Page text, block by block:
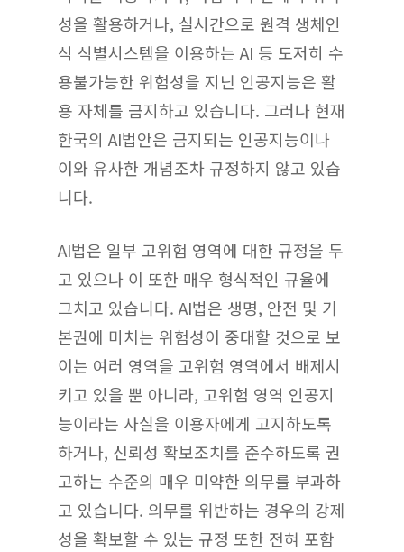
성을 활용하거나, 실시간으로 원격 생체인
식 식별시스템을 이용하는 AI 등 도저히 수
용불가능한 위험성을 지닌 인공지능은 활
용 자체를 금지하고 있습니다. 그러나 현재
한국의 AI법안은 금지되는 인공지능이나
이와 유사한 개념조차 규정하지 않고 있습
니다.
AI법은 일부 고위험 영역에 대한 규정을 두
고 있으나 이 또한 매우 형식적인 규율에
그치고 있습니다. AI법은 생명, 안전 및 기
본권에 미치는 위험성이 중대할 것으로 보
이는 여러 영역을 고위험 영역에서 배제시
키고 있을 뿐 아니라, 고위험 영역 인공지
능이라는 사실을 이용자에게 고지하도록
하거나, 신뢰성 확보조치를 준수하도록 권
고하는 수준의 매우 미약한 의무를 부과하
고 있습니다. 의무를 위반하는 경우의 강제
성을 확보할 수 있는 규정 또한 전혀 포함